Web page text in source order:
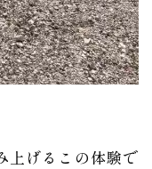
上げるこの体験で